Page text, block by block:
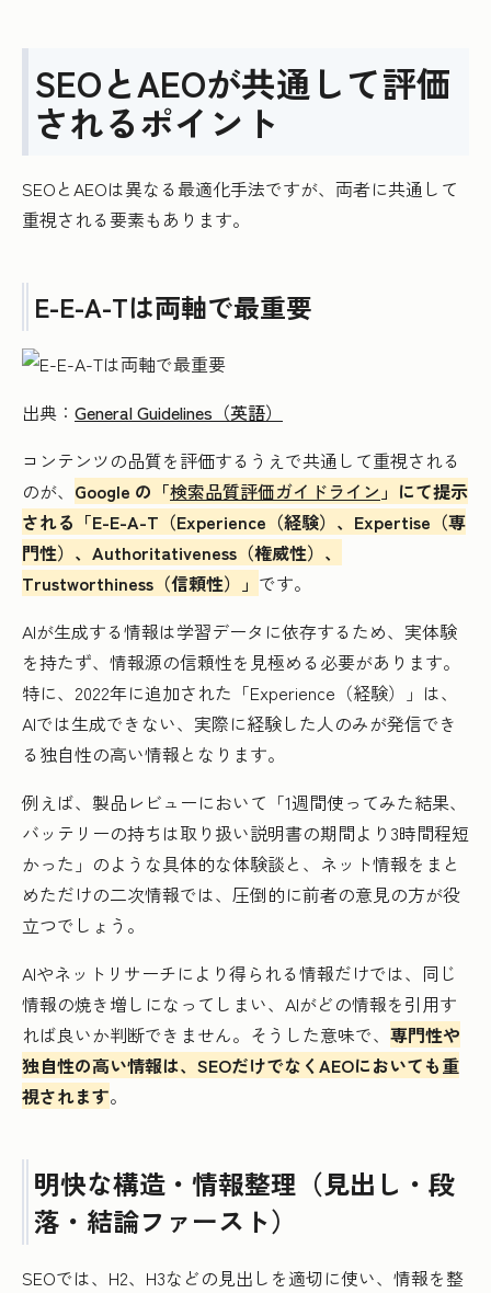
SEOとAEOが共通して評価
されるポイント
SEOとAEOは異なる最適化手法ですが、両者に共通して
重視される要素もあります。
E-E-A-Tは両軸で最重要
出典： General Guidelines（英語）
コンテンツの品質を評価するうえで共通して重視される
のが、 Google の「検索品質評価ガイドライン 」にて提示
される「E-E-A-T（Experience（経験）、Expertise（専
門性）、Authoritativeness（権威性）、
Trustworthiness（信頼性）」 です。
AIが生成する情報は学習データに依存するため、実体験
を持たず、情報源の信頼性を見極める必要があります。
特に、2022年に追加された「Experience（経験）」は、
AIでは生成できない、実際に経験した人のみが発信でき
る独自性の高い情報となります。
例えば、製品レビューにおいて「1週間使ってみた結果、
バッテリーの持ちは取り扱い説明書の期間より3時間程短
かった」のような具体的な体験談と、ネット情報をまと
めただけの二次情報では、圧倒的に前者の意見の方が役
立つでしょう。
AIやネットリサーチにより得られる情報だけでは、同じ
情報の焼き増しになってしまい、AIがどの情報を引用す
れば良いか判断できません。そうした意味で、 専門性や
独自性の高い情報は、SEOだけでなくAEOにおいても重
視されます。
明快な構造・情報整理（見出し・段
落・結論ファースト）
SEOでは、H2、H3などの見出しを適切に使い、情報を整